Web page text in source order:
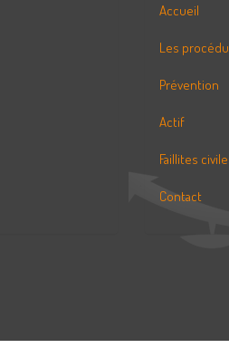
Accueil
Les
Prévention
Actif
Faillites
Contact